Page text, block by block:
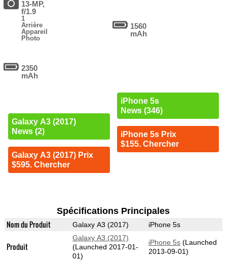
13-MP,
f/1.9
1
Arrière
Appareil
Photo
2350
mAh
Galaxy A3 (2017)
News (2)
Galaxy A3 (2017) Prix
$595. Chercher
1560
mAh
iPhone 5s
News (346)
iPhone 5s Prix
$155. Chercher
Spécifications Principales
Nom du Produit Galaxy A3 (2017) iPhone 5s
Produit
Galaxy A3 (2017)
(Launched 2017-01-
01)
iPhone 5s(Launched
2013-09-01)